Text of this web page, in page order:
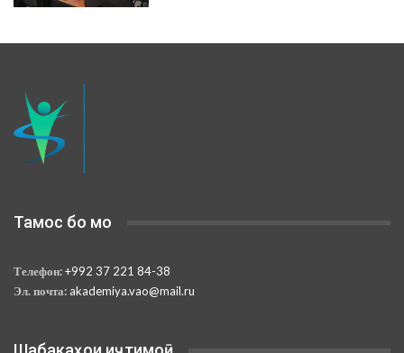
Тамос бо мо
Телефон:+992 37 221 84-38
Эл. почта: akademiya.vao@mail.ru